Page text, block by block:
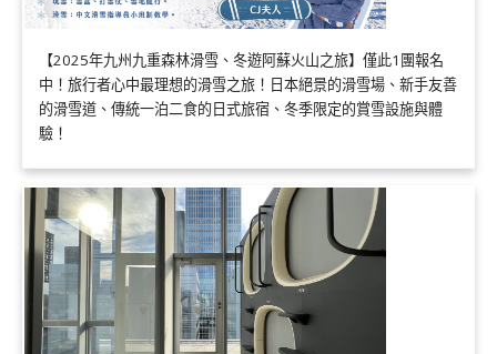
【2025年九州九重森林滑雪、冬遊阿蘇火山之旅】僅此1團報名
中！旅行者心中最理想的滑雪之旅！日本絕景的滑雪場、新手友善
的滑雪道、傳統一泊二食的日式旅宿、冬季限定的賞雪設施與體
驗！